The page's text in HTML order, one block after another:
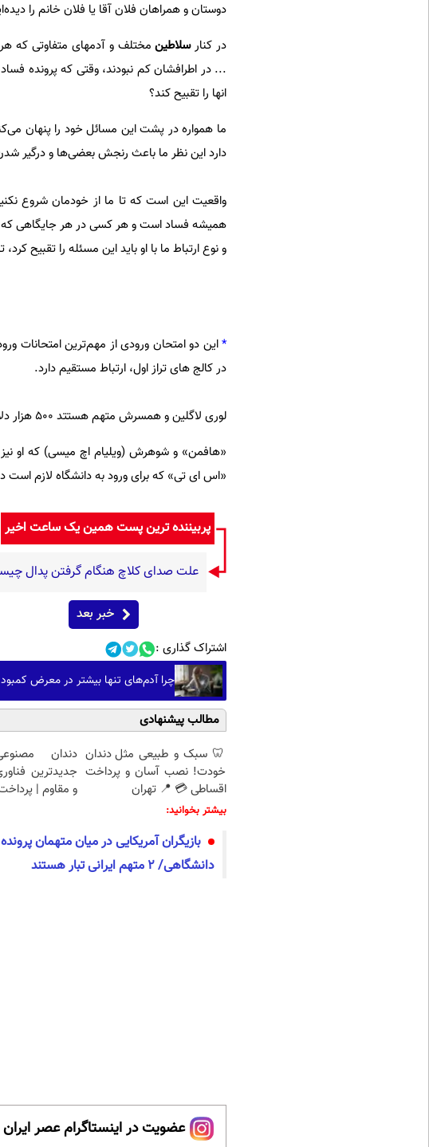
دوستان و همراهان فلان آقا یا فلان خانم را
در کنارسلاطینمختلف و آدمهای متفاوتی که هر
... در اطرافشان کم نبودند، وقتی که پرونده
انها را تقبیح کند؟
ما همواره در پشت این مسائل خود را پنهان
دارد این نظر ما باعث رنجش بعضی‌ها و درگیر
واقعیت این است که تا ما از خودمان شروع
همیشه فساد است و هر کسی در هر جایگاهی که
و نوع ارتباط ما با او باید این مسئله را تقبیح کرد،
*این دو امتحان ورودی از مهم‌ترین امتحانات
در کالج های تراز اول، ارتباط مستقیم دارد.
لوری لاگلین و همسرش متهم هستتد ۵۰۰ هزار دلار خرج کرده اند تا دو دخترشان بتوانند به USC بروند.
«اس ای تی» که برای ورود به دانشگاه لازم است
پربیننده ترین پست همین یک ساعت اخیر
علت صدای کلاچ هنگام گرفتن پدال
خبر بعد
اشتراک گذاری :
چرا آدم‌های تنها بیشتر در معرض
مطالب پیشنهادی
🦷 سبک و طبیعی مثل دندان
خودت! نصب آسان و پرداخت
اقساطی 💳 📍 تهران
دندان
جدیدترین
و مقاوم |
بیشتر بخوانید:
بازیگران آمریکایی در میان متهمان
دانشگاهی/ 2 متهم ایرانی تبار هستند
عضویت در اینستاگرام عصر ایران